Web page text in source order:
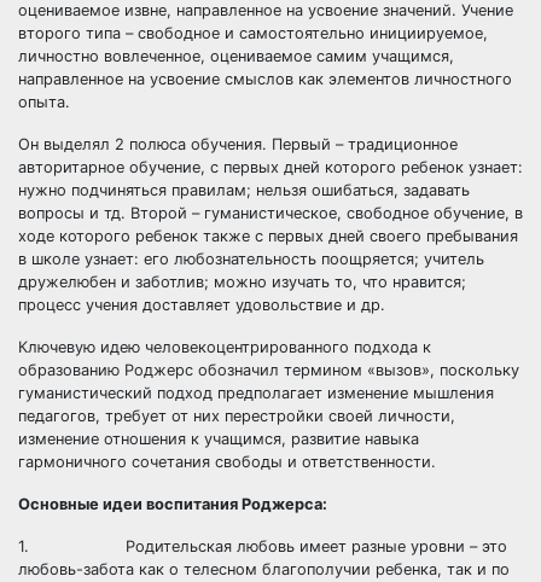
оцениваемое извне, направленное на усвоение значений. Учение
второго типа – свободное и самостоятельно инициируемое,
личностно вовлеченное, оцениваемое самим учащимся,
направленное на усвоение смыслов как элементов личностного
опыта.
Он выделял 2 полюса обучения. Первый – традиционное
авторитарное обучение, с первых дней которого ребенок узнает:
нужно подчиняться правилам; нельзя ошибаться, задавать
вопросы и тд. Второй – гуманистическое, свободное обучение, в
ходе которого ребенок также с первых дней своего пребывания
в школе узнает: его любознательность поощряется; учитель
дружелюбен и заботлив; можно изучать то, что нравится;
процесс учения доставляет удовольствие и др.
Ключевую идею человекоцентрированного подхода к
образованию Роджерс обозначил термином «вызов», поскольку
гуманистический подход предполагает изменение мышления
педагогов, требует от них перестройки своей личности,
изменение отношения к учащимся, развитие навыка
гармоничного сочетания свободы и ответственности.
Основные идеи воспитания Роджерса:
1. Родительская любовь имеет разные уровни – это
любовь-забота как о телесном благополучии ребенка, так и по